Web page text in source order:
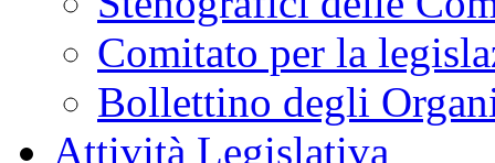
Comitato per la
Bollettino degli
Attività Legislativa